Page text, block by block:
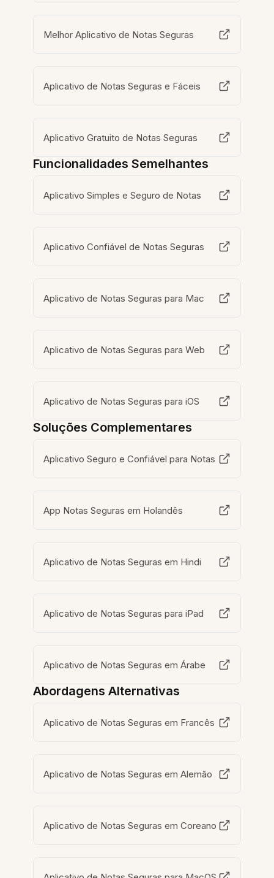
Melhor Aplicativo de Notas Seguras
Aplicativo de Notas Seguras e Fáceis
Aplicativo Gratuito de Notas Seguras
Funcionalidades Semelhantes
Aplicativo Simples e Seguro de Notas
Aplicativo Confiável de Notas Seguras
Aplicativo de Notas Seguras para Mac
Aplicativo de Notas Seguras para Web
Aplicativo de Notas Seguras para iOS
Soluções Complementares
Aplicativo Seguro e Confiável para Notas
App Notas Seguras em Holandês
Aplicativo de Notas Seguras em Hindi
Aplicativo de Notas Seguras para iPad
Aplicativo de Notas Seguras em Árabe
Abordagens Alternativas
Aplicativo de Notas Seguras em Francês
Aplicativo de Notas Seguras em Alemão
Aplicativo de Notas Seguras em Coreano